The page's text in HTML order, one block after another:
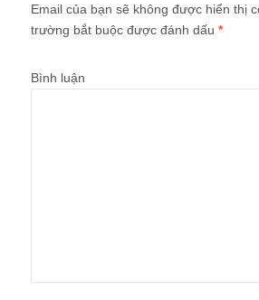
Email của bạn sẽ không được hiển thị
trường bắt buộc được đánh dấu *
Bình luận